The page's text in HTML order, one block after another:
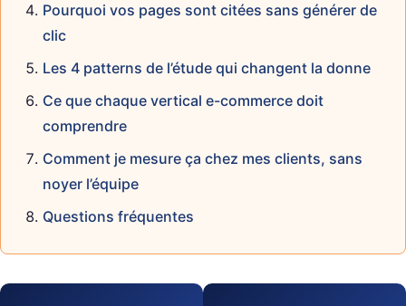
Pourquoi vos pages sont citées sans générer de
clic
Les 4 patterns de l’étude qui changent la donne
Ce que chaque vertical e-commerce doit
comprendre
Comment je mesure ça chez mes clients, sans
noyer l’équipe
Questions fréquentes